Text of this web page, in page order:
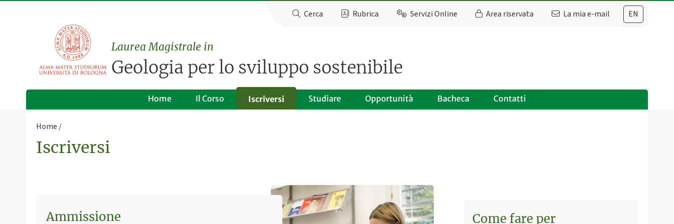
EN
Cerca Rubrica Servizi Online Area riservata La mia e-mail
Laurea Magistrale in
Geologia per lo sviluppo sostenibile
Home Il Corso Iscriversi Studiare Opportunità Bacheca Contatti
Home
Iscriversi
Ammissione Come fare per